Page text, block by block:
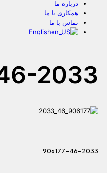
درباره ما
همکاری با ما
تماس با ما
English
2033
906177-46-2033